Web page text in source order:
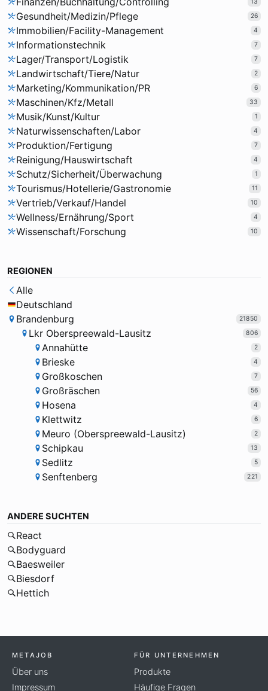
13
Gesundheit/Medizin/Pflege 26
Immobilien/Facility-Management 4
Informationstechnik 7
Lager/Transport/Logistik 7
Landwirtschaft/Tiere/Natur 2
Marketing/Kommunikation/PR 6
Maschinen/Kfz/Metall 33
Musik/Kunst/Kultur 1
Naturwissenschaften/Labor 4
Produktion/Fertigung 7
Reinigung/Hauswirtschaft 4
Schutz/Sicherheit/Überwachung 1
Tourismus/Hotellerie/Gastronomie 11
Vertrieb/Verkauf/Handel 10
Wellness/Ernährung/Sport 4
Wissenschaft/Forschung 10
REGIONEN
Alle
Deutschland
Brandenburg
21850
Lkr Oberspreewald-Lausitz 806
Annahütte 2
Brieske 4
Großkoschen 7
Großräschen 56
Hosena 4
Klettwitz 6
Meuro (Oberspreewald-Lausitz) 2
Schipkau 13
Sedlitz 5
Senftenberg 221
ANDERE SUCHTEN
React
Bodyguard
Baesweiler
Biesdorf
Hettich
METAJOB
Über uns
Impressum
FÜR UNTERNEHMEN
Produkte
Häufige Fragen